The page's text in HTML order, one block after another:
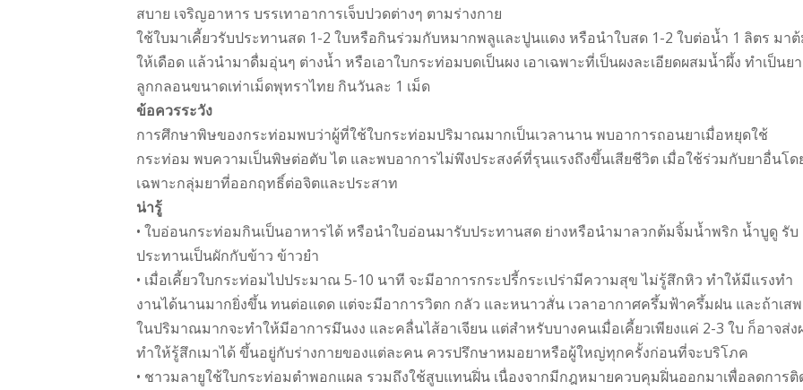
สบาย เจริญอาหาร บรรเทาอาการเจ็บปวดต่างๆ ตามร่างกาย
ใช้ใบมาเคี้ยวรับประทานสด 1-2 ใบหรือกินร่วมกับหมากพลูและปูนแดง หรือนำใบสด 1-2 ใบต่อน้ำ 1 ลิตร มา
ให้เดือด แล้วนำมาดื่มอุ่นๆ ต่างน้ำ หรือเอาใบกระท่อมบดเป็นผง เอาเฉพาะที่เป็นผงละเอียดผสมน้ำผึ้ง ทำเป็นยา
ลูกกลอนขนาดเท่าเม็ดพุทราไทย กินวันละ 1 เม็ด
ข้อควรระวัง
การศึกษาพิษของกระท่อมพบว่าผู้ที่ใช้ใบกระท่อมปริมาณมากเป็นเวลานาน พบอาการถอนยาเมื่อหยุดใช้
กระท่อม พบความเป็นพิษต่อตับ ไต และพบอาการไม่พึงประสงค์ที่รุนแรงถึงขึ้นเสียชีวิต เมื่อใช้ร่วมกับยาอื่นโด
เฉพาะกลุ่มยาที่ออกฤทธิ์ต่อจิตและประสาท
น่ารู้
• ใบอ่อนกระท่อมกินเป็นอาหารได้ หรือนำใบอ่อนมารับประทานสด ย่างหรือนำมาลวกต้มจิ้มน้ำพริก น้ำบูดู รับ
ประทานเป็นผักกับข้าว ข้าวยำ
• เมื่อเคี้ยวใบกระท่อมไปประมาณ 5-10 นาที จะมีอาการกระปรี้กระเปร่ามีความสุข ไม่รู้สึกหิว ทำให้มีแรงทํา
งานได้นานมากยิ่งขึ้น ทนต่อแดด แต่จะมีอาการวิตก กลัว และหนาวสั่น เวลาอากาศครึ้มฟ้าครึ้มฝน และถ้าเสพ
ในปริมาณมากจะทําให้มีอาการมึนงง และคลื่นไส้อาเจียน แต่สำหรับบางคนเมื่อเคี้ยวเพียงแค่ 2-3 ใบ ก็อาจส่ง
ทำให้รู้สึกเมาได้ ขึ้นอยู่กับร่างกายของแต่ละคน ควรปรึกษาหมอยาหรือผู้ใหญ่ทุกครั้งก่อนที่จะบริโภค
• ชาวมลายูใช้ใบกระท่อมตำพอกแผล รวมถึงใช้สูบแทนฝิ่น เนื่องจากมีกฎหมายควบคุมฝิ่นออกมาเพื่อลดการติ